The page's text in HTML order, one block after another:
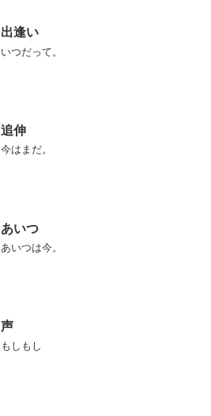
出逢い
いつだって。
追伸
今はまだ。
あいつ
あいつは今。
声
もしもし